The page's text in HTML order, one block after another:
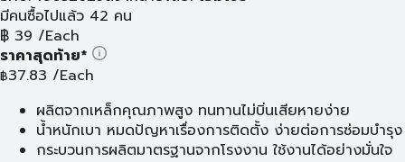
มีคนซื้อไปแล้ว 42 คน
฿ 39 /Each
ราคาสุดท้าย*
฿37.83 /Each
ผลิตจากเหล็กคุณภาพสูง ทนทานไม่บิ่นเสียหายง่าย
น้ำหนักเบา หมดปัญหาเรื่องการติดตั้ง ง่ายต่อการซ่อมบำรุง
กระบวนการผลิตมาตรฐานจากโรงงาน ใช้งานได้อย่างมั่นใจ